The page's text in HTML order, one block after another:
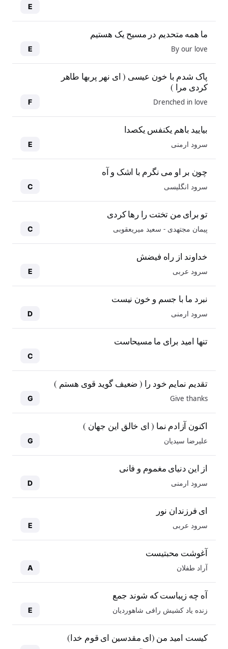
E
ما همه متحدیم در مسیح یک هستیم
By our love
E
پاک شدم با خون عیسی ( ای نهر پربها طاهر
کردی مرا )
Drenched in love
F
بیایید باهم یکنفس یکصدا
سرود ارمنی E
چون بر او می نگرم با اشک و آه
سرود انگلیسی C
تو برای من تختت را رها کردی
پیمان مجتهدی - سعید میریعقوبی C
خداوند از راه فیضش
سرود عربی E
نبرد ما با جسم و خون نیست
سرود ارمنی D
تنها امید برای ما مسیحاست
C
تقدیم نمایم خود را ( ضعیف گوید قوی هستم )
Give thanks
G
اکنون آزادم نما ( ای خالق این جهان )
علیرضا سیدیان G
از این دنیای مغموم و فانی
سرود ارمنی D
ای فرزندان نور
سرود عربی E
آغوشت محبتیست
آراد طفلان A
آه چه زیباست که شوند جمع
زنده یاد کشیش رافی شاهوردیان E
کیست امید من (ای مقدسین ای قوم خدا)